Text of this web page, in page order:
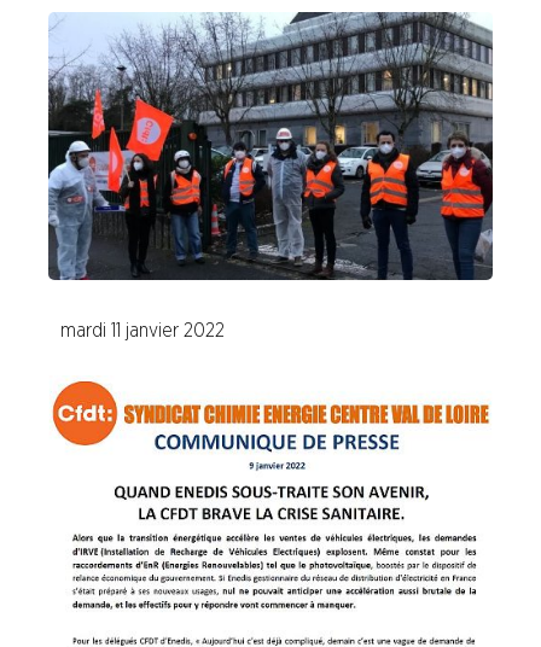
Industries du Papier Carton
Industries du Pétrole
Industries de la Plasturgie
Industries Pharmaceutiques
Industries du Verre
Syndicalisme HEBDO
Les extraits du Mag Fce
COVID 19
mardi 11 janvier 2022